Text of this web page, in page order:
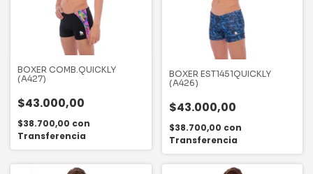
BOXER COMB.QUICKLY
(A427)
$43.000,00
$38.700,00 con
Transferencia
BOXER EST1451QUICKLY
(A426)
$43.000,00
$38.700,00 con
Transferencia